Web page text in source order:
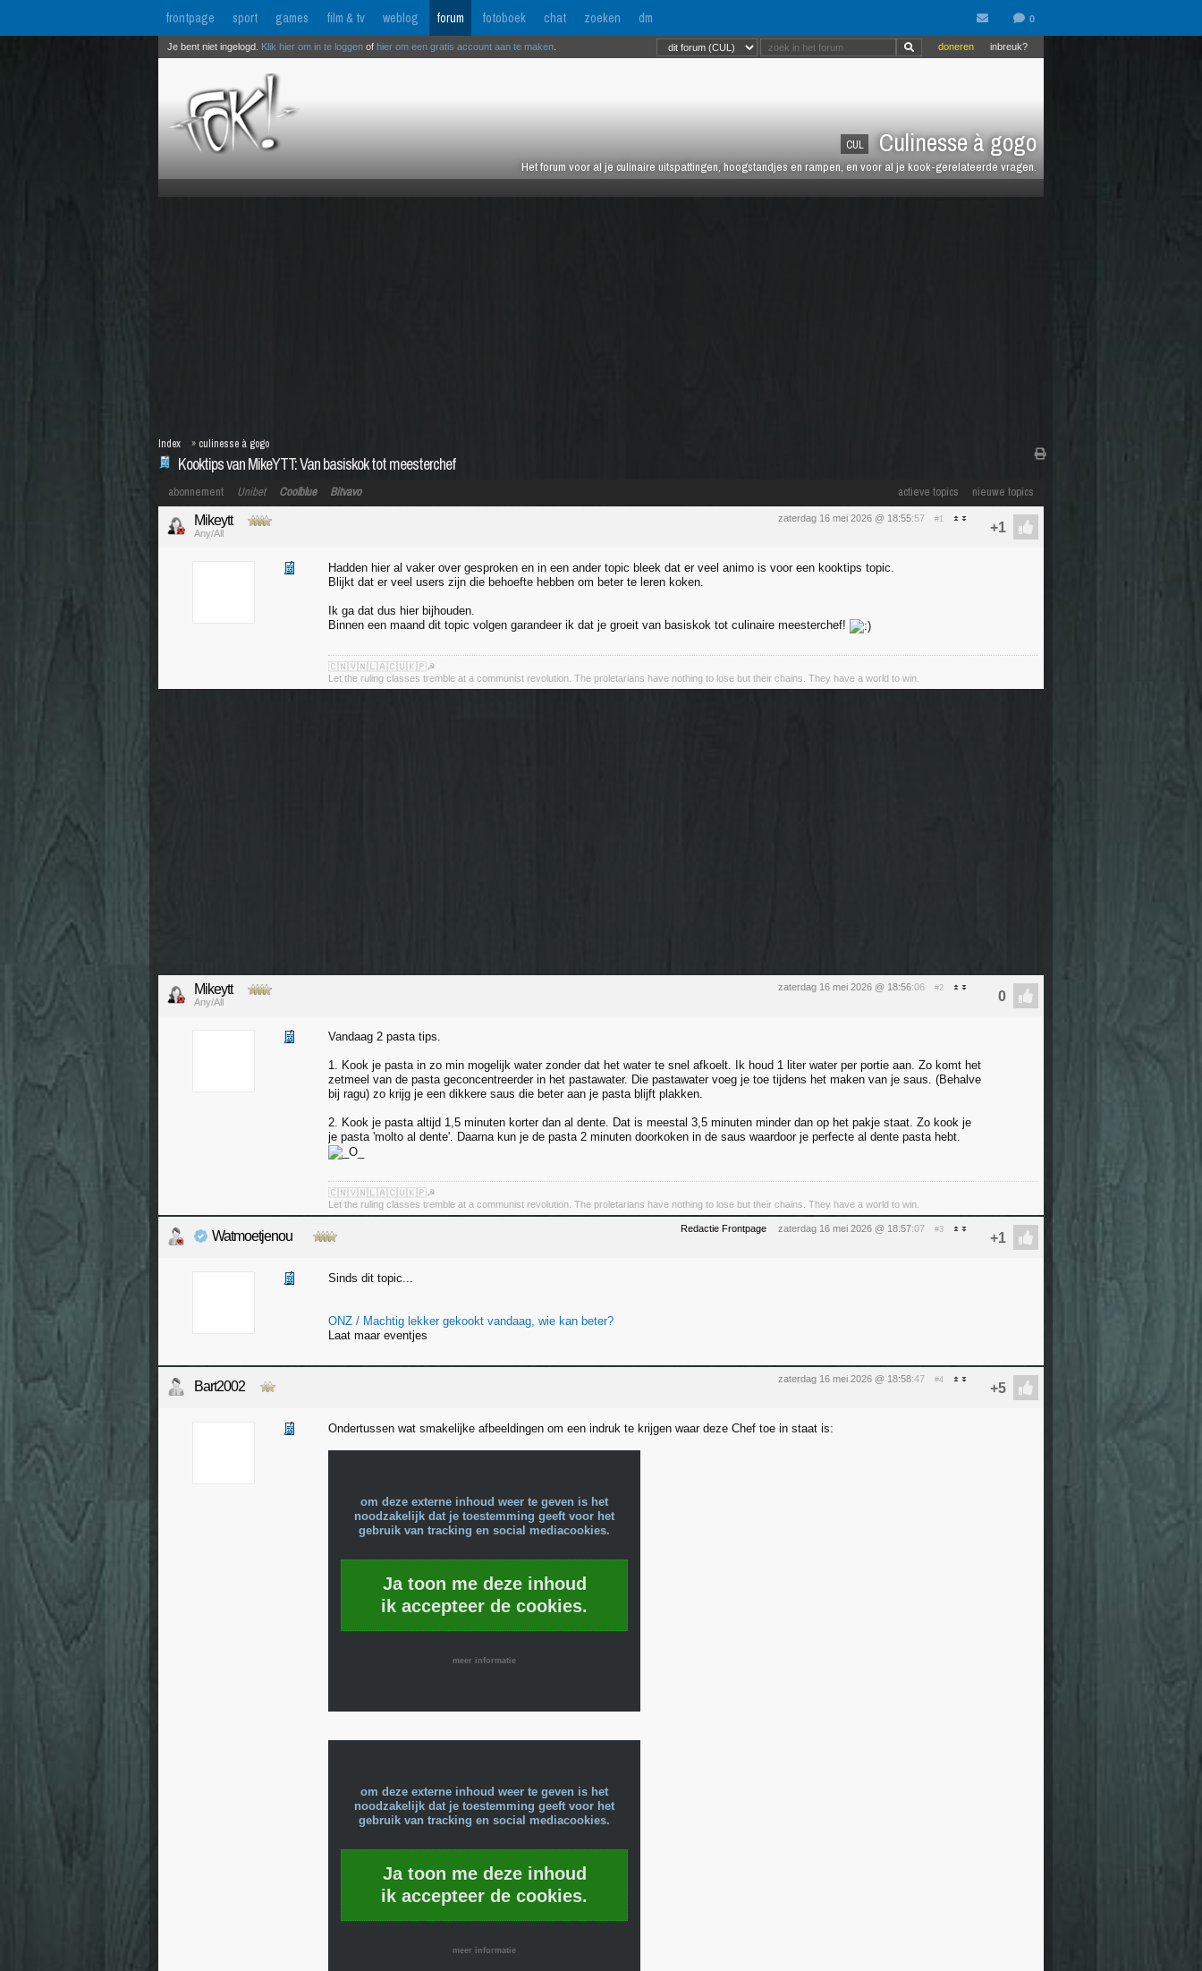
frontpage sport games film & tv weblog forum fotoboek chat zoeken dm
CUL Culinesse à gogo
Het forum voor al je culinaire uitspattingen, hoogstandjes en rampen, en voor al je kook-gerelateerde vragen.
inbreuk?
doneren
Je bent niet ingelogd. Klik hier om in te loggen of hier om een gratis account aan te maken
Kooktips van MikeYTT: Van basiskok tot meesterchef
Index » culinesse à gogo
actieve topics nieuwe topics
abonnement Unibet Coolblue Bitvavo
zaterdag 16 mei 2026 @ 18:55:57 #1
Mikeytt
Any/All
Hadden hier al vaker over gesproken en in een ander topic bleek dat er veel animo is voor een kooktips topic.
Blijkt dat er veel users zijn die behoefte hebben om beter te leren koken.
Ik ga dat dus hier bijhouden.
Binnen een maand dit topic volgen garandeer ik dat je groeit van basiskok tot culinaire meesterchef!
🇨🇳🇻🇳🇱🇦🇨🇺🇰🇵☭
Let the ruling classes tremble at a communist revolution. The proletarians have nothing to lose but their chains. They have a world to win.
zaterdag 16 mei 2026 @ 18:56:06 #2
Mikeytt
Any/All
Vandaag 2 pasta tips.
1. Kook je pasta in zo min mogelijk water zonder dat het water te snel afkoelt. Ik houd 1 liter water per portie aan. Zo komt het
zetmeel van de pasta geconcentreerder in het pastawater. Die pastawater voeg je toe tijdens het maken van je saus. (Behalve
bij ragu) zo krijg je een dikkere saus die beter aan je pasta blijft plakken.
2. Kook je pasta altijd 1,5 minuten korter dan al dente. Dat is meestal 3,5 minuten minder dan op het pakje staat. Zo kook je
je pasta 'molto al dente'. Daarna kun je de pasta 2 minuten doorkoken in de saus waardoor je perfecte al dente pasta hebt.
🇨🇳🇻🇳🇱🇦🇨🇺🇰🇵☭
Let the ruling classes tremble at a communist revolution. The proletarians have nothing to lose but their chains. They have a world to win.
Redactie Frontpage zaterdag 16 mei 2026 @ 18:57:07 #3
Watmoetjenou
Sinds dit topic...
ONZ / Machtig lekker gekookt vandaag, wie kan beter?
Laat maar eventjes
zaterdag 16 mei 2026 @ 18:58:47 #4
Bart2002
Ondertussen wat smakelijke afbeeldingen om een indruk te krijgen waar deze Chef toe in staat is:
om deze externe inhoud weer te geven is het
noodzakelijk dat je toestemming geeft voor het
gebruik van tracking en social mediacookies.
Ja toon me deze inhoud
ik accepteer de cookies.
meer informatie
om deze externe inhoud weer te geven is het
noodzakelijk dat je toestemming geeft voor het
gebruik van tracking en social mediacookies.
Ja toon me deze inhoud
ik accepteer de cookies.
meer informatie